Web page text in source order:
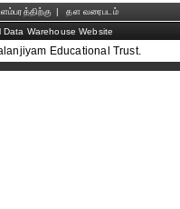
|
தள வரைபடம்
Warehouse Website
Educational Trust.